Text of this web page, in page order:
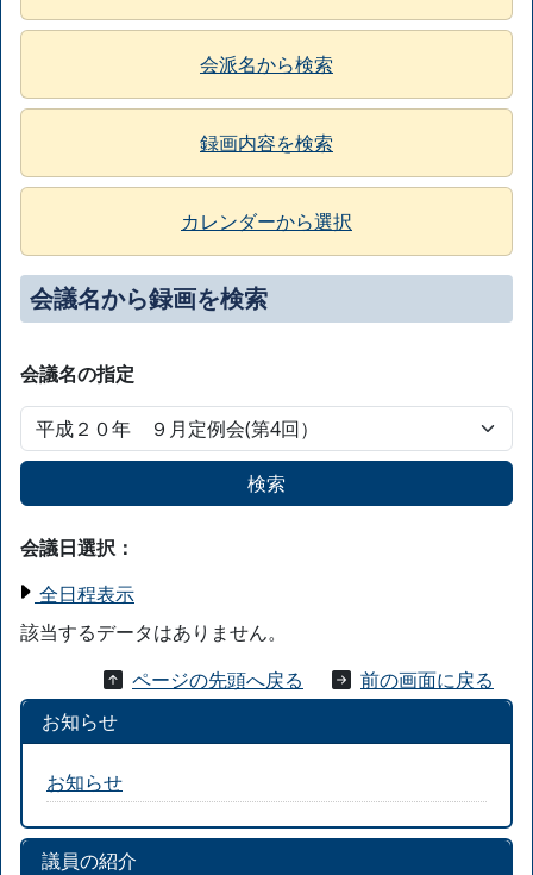
会派名から検索
録画内容を検索
カレンダーから選択
会議名から録画を検索
会議名の指定
検索
会議日選択：
全日程表示
該当するデータはありません。
ページの先頭へ戻る
前の画面に戻る
お知らせ
お知らせ
議員の紹介